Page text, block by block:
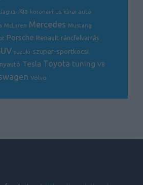
Jaguar Kia koronavírus kínai autó
McLaren Mercedes Mustang
Porsche Renault ráncfelvarrás
suzuki szuper-sportkocsi
Tesla Toyota tuning V8
Volvo